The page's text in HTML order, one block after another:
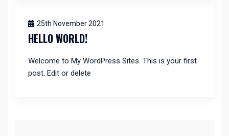
25th November 2021
HELLO WORLD!
Welcome to My WordPress Sites. This is your first
post. Edit or delete